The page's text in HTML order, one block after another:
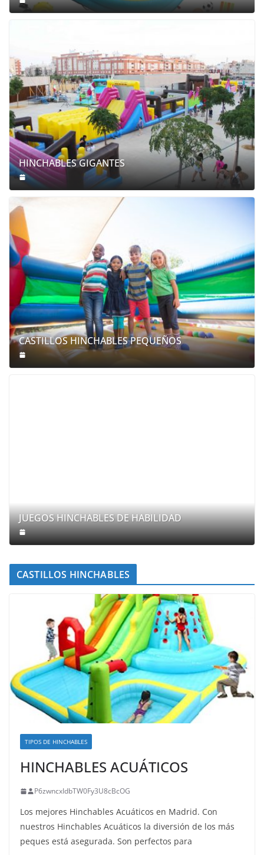
HINCHABLES GIGANTES
CASTILLOS HINCHABLES PEQUEÑOS
JUEGOS HINCHABLES DE HABILIDAD
CASTILLOS HINCHABLES
TIPOS DE HINCHABLES
HINCHABLES ACUÁTICOS
P6zwncxIdbTW0Fy3U8cBcOG
Los mejores Hinchables Acuáticos en Madrid. Con
nuestros Hinchables Acuáticos la diversión de los más
peques está asegurada. Son perfectos para